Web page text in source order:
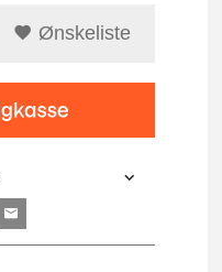
Ønskeliste